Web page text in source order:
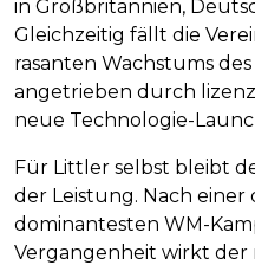
in Großbritannien,
Gleichzeitig fällt die
rasanten Wachstums
angetrieben durch
neue Technologie-
Für Littler selbst bleibt
der Leistung. Nach einer
dominantesten WM-
Vergangenheit wirkt der